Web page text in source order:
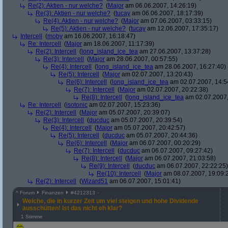
Re(2): Aktien - nur welche? (Major am 06.06.2007, 14:26:19)
Re(3): Aktien - nur welche? (tucay am 06.06.2007, 18:17:39)
Re(4): Aktien - nur welche? (Major am 07.06.2007, 03:33:15)
Re(5): Aktien - nur welche? (tucay am 12.06.2007, 17:35:17)
Intercell
(moby am 16.06.2007, 16:18:47)
Re: Intercell
(Major am 18.06.2007, 11:17:39)
Re(2): Intercell
( long_island_ice_tea am 27.06.2007, 13:37:28)
Re(3): Intercell
(Major am 28.06.2007, 00:57:55)
Re(4): Intercell
( long_island_ice_tea am 28.06.2007, 16:27:40)
Re(5): Intercell
(Major am 02.07.2007, 13:20:43)
Re(6): Intercell
( long_island_ice_tea am 02.07.2007,
Re(7): Intercell
(Major am 02.07.2007, 20:22:38)
Re(8): Intercell
( long_island_ice_tea am
Re: Intercell
(isotonic am 02.07.2007, 15:23:36)
Re(2): Intercell
(Major am 05.07.2007, 20:39:07)
Re(3): Intercell
(ducduc am 05.07.2007, 20:39:54)
Re(4): Intercell
(Major am 05.07.2007, 20:42:57)
Re(5): Intercell
(ducduc am 05.07.2007, 20:44:36)
Re(6): Intercell
(Major am 06.07.2007, 00:20:29)
Re(7): Intercell
(ducduc am 06.07.2007, 09:27:42)
Re(8): Intercell
(Major am 06.07.2007, 21:03:58)
Re(9): Intercell
(ducduc am 06.07.2007, 22:22:25)
Re(10): Intercell
(Major am 08.07.2007,
Re(2): Intercell
(Wizard51 am 06.07.2007, 15:01:41)
^ Forum Finanzen #4212313
Welche, die in kurzer Zeit um viel steigen und hohe Dividende
ausschütten! Ist das nicht eh klar?
1 Stimme